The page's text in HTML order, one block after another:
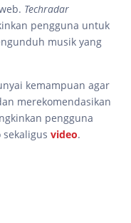
Techradar
pengguna untuk
musik yang
kemampuan agar
merekomendasikan
pengguna
video.